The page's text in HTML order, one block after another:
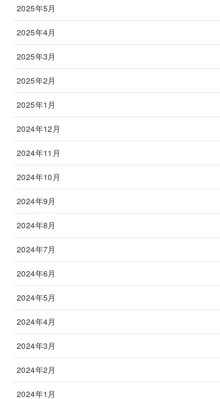
2025年5月
2025年4月
2025年3月
2025年2月
2025年1月
2024年12月
2024年11月
2024年10月
2024年9月
2024年8月
2024年7月
2024年6月
2024年5月
2024年4月
2024年3月
2024年2月
2024年1月